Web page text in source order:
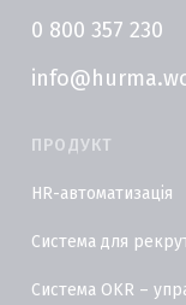
0 800 357 230
ПРОДУКТ
HR-автоматизація
Система для
Система OKR –